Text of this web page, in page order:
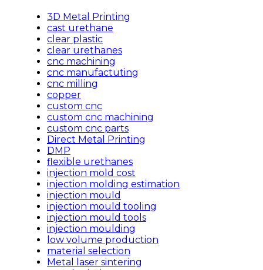
3D Metal Printing
cast urethane
clear plastic
clear urethanes
cnc machining
cnc manufactuting
cnc milling
copper
custom cnc
custom cnc machining
custom cnc parts
Direct Metal Printing
DMP
flexible urethanes
injection mold cost
injection molding estimation
injection mould
injection mould tooling
injection mould tools
injection moulding
low volume production
material selection
Metal laser sintering